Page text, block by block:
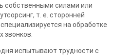
собственными силами или
т. е. сторонней
на обработке
звонков.
испытывают трудности с